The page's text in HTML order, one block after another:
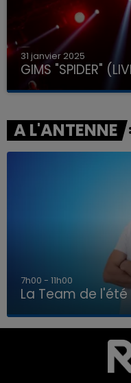
LA TEAM DE
31 janvier 2025
GIMS "SPIDER"
A L'ANTENNE
7h00 - 11h00
La Team de l'été